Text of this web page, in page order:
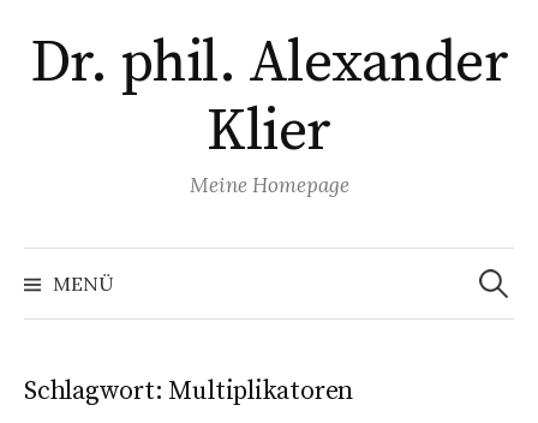
Inhalt
überspringen
Dr. phil. Alexander
Klier
Meine Homepage
MENÜ
Suchen
nach:
Schlagwort: Multiplikatoren